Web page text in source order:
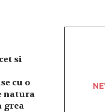
si
cu o
natura
grea